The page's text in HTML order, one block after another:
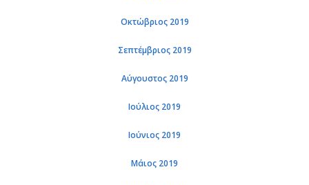
Οκτώβριος 2019
Σεπτέμβριος 2019
Αύγουστος 2019
Ιούλιος 2019
Ιούνιος 2019
Μάιος 2019